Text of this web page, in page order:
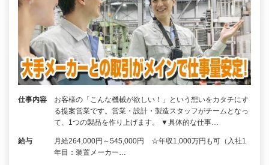
仕事内容
お客様の「こんな機械が欲しい！」という想いをカタチにす
る提案営業です。営業・設計・製造スタッフがチームとなっ
て、1つの製品を作り上げます。 ▼具体的な仕事…
給与
月給264,000円～545,000円 ☆年収1,000万円も可（入社1
年目：装置メーカー…